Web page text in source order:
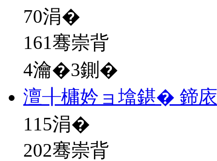
70涓�
161骞崇背
4瀹�3鍘�
澶╂槦妗ョ墖鍖� 鍗
115涓�
202骞崇背